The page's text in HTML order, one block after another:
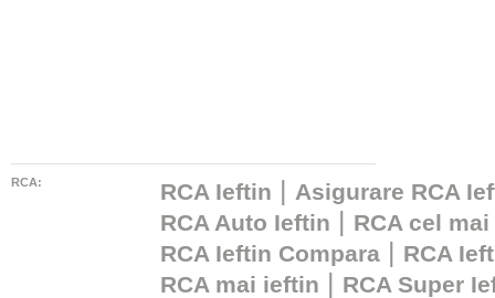
RCA: RCA Ieftin
Asigurare RCA
RCA Auto Ieftin
RCA cel
RCA Ieftin Compara
RCA
RCA mai ieftin
RCA Super